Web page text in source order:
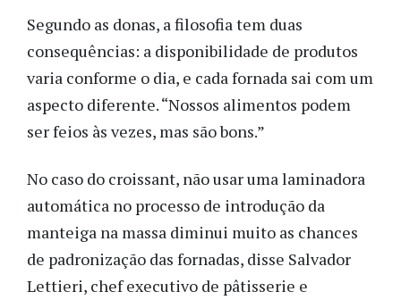
Segundo as donas, a filosofia tem duas
consequências: a disponibilidade de produtos
varia conforme o dia, e cada fornada sai com um
aspecto diferente. “Nossos alimentos podem
ser feios às vezes, mas são bons.”
No caso do croissant, não usar uma laminadora
automática no processo de introdução da
manteiga na massa diminui muito as chances
de padronização das fornadas, disse Salvador
Lettieri, chef executivo de pâtisserie e